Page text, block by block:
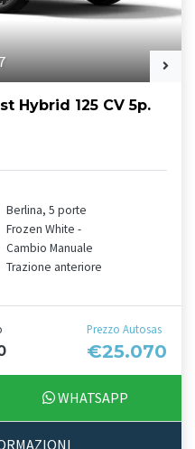
Hybrid 125 CV 5p.
Berlina, 5 porte
Frozen White -
Cambio Manuale
Trazione anteriore
Prezzo Autosas
€25.070
WHATSAPP